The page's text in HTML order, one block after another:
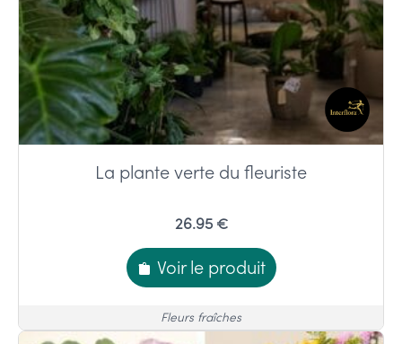
La plante verte du fleuriste
26.95 €
Voir le produit
Fleurs fraîches